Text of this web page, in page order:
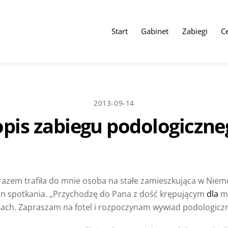
Start Gabinet Zabiegi
2013-09-14
zabiegu
trafiła do mnie osoba na stałe zamieszkująca w
spotkania. „Przychodzę do Pana z dość krępującym dla
Zapraszam na fotel i rozpoczynam wywiad